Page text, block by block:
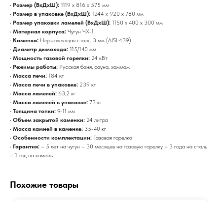
• Размер (ВхДхШ): 1119 х 816 х 575 мм
• Размер в упаковке (ВхДхШ): 1244 х 920 х 780 мм
• Размер упаковки ламелей (ВхДхШ): 1150 х 400 х 300 мм
• Материал корпуса: Чугун ЧХ-1
• Каменка: Нержавеющая сталь, 3 мм (AISI 439)
• Диаметр дымохода: 115/140 мм
• Мощность газовой горелки: 24 кВт
• Режимы работы: Русская баня, сауна, хаммам
• Масса печи: 184 кг
• Масса печи в упаковке: 239 кг
• Масса ламелей: 63,2 кг
• Масса ламелей в упаковке: 73 кг
• Толщина топки: 9-11 мм
• Объем закрытой каменки: 24 литра
• Масса камней в каменке: 35-40 кг
• Особенности комплектации: Газовая горелка
• Гарантия: – 5 лет на чугун – 30 месяцев на газовую горелку – 3 года на сталь
– 1 год на камень
Похожие товары